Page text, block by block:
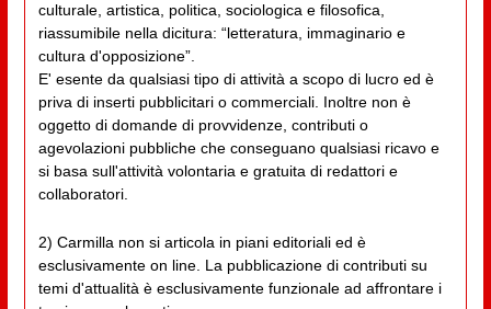
culturale, artistica, politica, sociologica e filosofica,
riassumibile nella dicitura: “letteratura, immaginario e
cultura d'opposizione”.
E' esente da qualsiasi tipo di attività a scopo di lucro ed è
priva di inserti pubblicitari o commerciali. Inoltre non è
oggetto di domande di provvidenze, contributi o
agevolazioni pubbliche che conseguano qualsiasi ricavo e
si basa sull'attività volontaria e gratuita di redattori e
collaboratori.
2) Carmilla non si articola in piani editoriali ed è
esclusivamente on line. La pubblicazione di contributi su
temi d'attualità è esclusivamente funzionale ad affrontare i